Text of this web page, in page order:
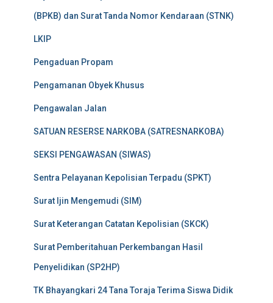
(BPKB) dan Surat Tanda Nomor Kendaraan (STNK)
LKIP
Pengaduan Propam
Pengamanan Obyek Khusus
Pengawalan Jalan
SATUAN RESERSE NARKOBA (SATRESNARKOBA)
SEKSI PENGAWASAN (SIWAS)
Sentra Pelayanan Kepolisian Terpadu (SPKT)
Surat Ijin Mengemudi (SIM)
Surat Keterangan Catatan Kepolisian (SKCK)
Surat Pemberitahuan Perkembangan Hasil
Penyelidikan (SP2HP)
TK Bhayangkari 24 Tana Toraja Terima Siswa Didik